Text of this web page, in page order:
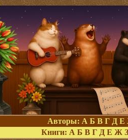
Авторы: А Б В Г Д Е
Книги: А Б В Г Д Е Ж З